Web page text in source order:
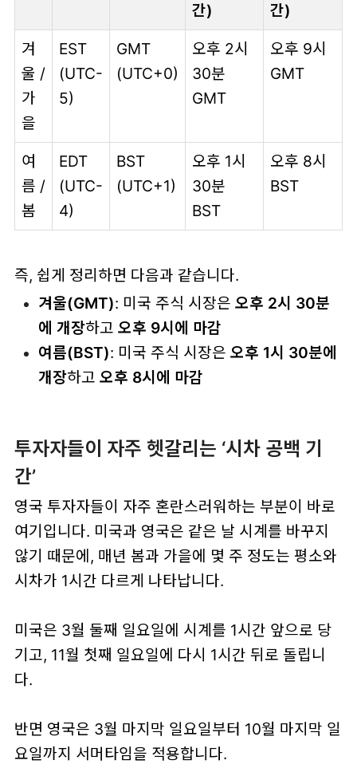
간)
간)
겨
울 /
가
을
EST
(UTC-
5)
GMT
(UTC+0)
오후 2시
30분
GMT
오후 9시
GMT
여
름 /
봄
EDT
(UTC-
4)
BST
(UTC+1)
오후 1시
30분
BST
오후 8시
BST
즉, 쉽게 정리하면 다음과 같습니다.
겨울(GMT): 미국 주식 시장은 오후 2시 30분
에 개장하고 오후 9시에 마감
여름(BST): 미국 주식 시장은 오후 1시 30분에
개장하고 오후 8시에 마감
투자자들이 자주 헷갈리는 ‘시차 공백 기
간’
영국 투자자들이 자주 혼란스러워하는 부분이 바로
여기입니다. 미국과 영국은 같은 날 시계를 바꾸지
않기 때문에, 매년 봄과 가을에 몇 주 정도는 평소와
시차가 1시간 다르게 나타납니다.
미국은 3월 둘째 일요일에 시계를 1시간 앞으로 당
기고, 11월 첫째 일요일에 다시 1시간 뒤로 돌립니
다.
반면 영국은 3월 마지막 일요일부터 10월 마지막 일
요일까지 서머타임을 적용합니다.